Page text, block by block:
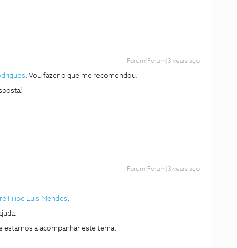
Forum|Forum|3 years ago
. Vou fazer o que me recomendou.
Forum|Forum|3 years ago
Filipe Luís Mendes.
estamos a acompanhar este tema.